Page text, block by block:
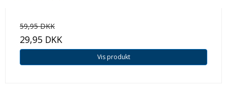
59,95 DKK
29,95 DKK
Vis produkt